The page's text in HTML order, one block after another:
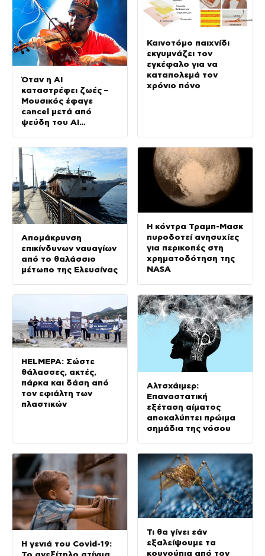
Όταν η AI
καταστρέφει ζωές –
Μουσικός έφαγε
cancel μετά από
ψεύδη του ΑΙ
Καινοτόμο παιχνίδι
εκγυμνάζει τον
εγκέφαλο για να
καταπολεμά τον
χρόνιο πόνο
Απομάκρυνση
επικίνδυνων ναυαγίων
από το θαλάσσιο
μέτωπο της Ελευσίνας
Η κόντρα Τραμπ-Μασκ
πυροδοτεί ανησυχίες
για περικοπές στη
χρηματοδότηση της
NASA
HΕLMEPA: Σώστε
θάλασσες, ακτές,
πάρκα και δάση από
τον εφιάλτη των
πλαστικών
Αλτσχάιμερ:
Επαναστατική
εξέταση αίματος
αποκαλύπτει πρώιμα
σημάδια της νόσου
Η γενιά του Covid-19:
Τι θα γίνει εάν
εξαλείψουμε τα
κουνούπια από τον